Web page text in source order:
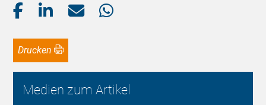
Drucken
Medien zum Artikel